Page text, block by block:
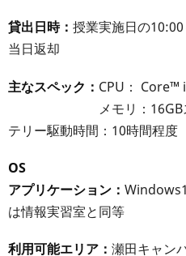
貸出日時： 授業実施日の
当日返却
主なスペック： CPU： Core™
メモリ：16GBストレ
テリー駆動時間：10時間程度
OS
アプリケーション：
は情報実習室と同等
利用可能エリア： 瀬田キャン